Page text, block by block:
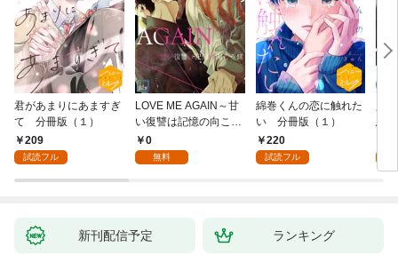
君があまりにあますぎ
て 分冊版（１）
209
試読フル
LOVE ME AGAIN～甘
い復讐は記憶の向こう
側～【全年齢版】(1)
0
無料
綿巻くんの恋に触れた
い 分冊版（１）
220
試読フル
悪
新刊配信予定 ランキング